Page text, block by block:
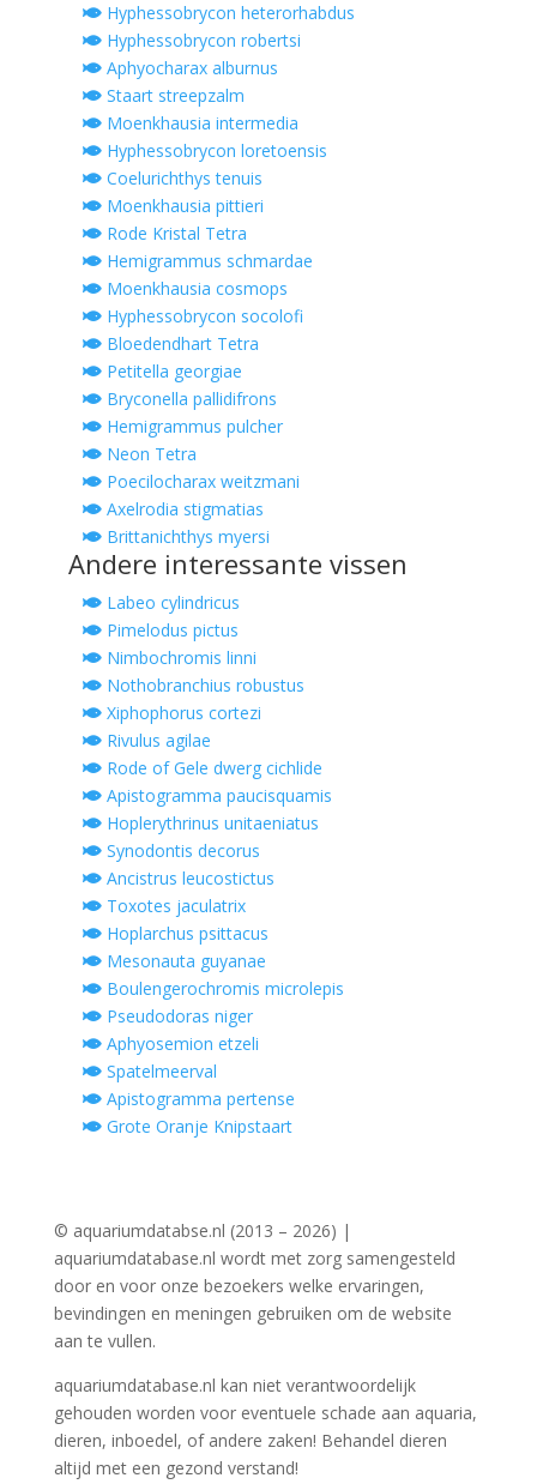
Hyphessobrycon heterorhabdus
Hyphessobrycon robertsi
Aphyocharax alburnus
Staart streepzalm
Moenkhausia intermedia
Hyphessobrycon loretoensis
Coelurichthys tenuis
Moenkhausia pittieri
Rode Kristal Tetra
Hemigrammus schmardae
Moenkhausia cosmops
Hyphessobrycon socolofi
Bloedendhart Tetra
Petitella georgiae
Bryconella pallidifrons
Hemigrammus pulcher
Neon Tetra
Poecilocharax weitzmani
Axelrodia stigmatias
Brittanichthys myersi
Andere interessante vissen
Labeo cylindricus
Pimelodus pictus
Nimbochromis linni
Nothobranchius robustus
Xiphophorus cortezi
Rivulus agilae
Rode of Gele dwerg cichlide
Apistogramma paucisquamis
Hoplerythrinus unitaeniatus
Synodontis decorus
Ancistrus leucostictus
Toxotes jaculatrix
Hoplarchus psittacus
Mesonauta guyanae
Boulengerochromis microlepis
Pseudodoras niger
Aphyosemion etzeli
Spatelmeerval
Apistogramma pertense
Grote Oranje Knipstaart
© aquariumdatabse.nl (2013 – 2026) |
aquariumdatabase.nl wordt met zorg samengesteld
door en voor onze bezoekers welke ervaringen,
bevindingen en meningen gebruiken om de website
aan te vullen.
aquariumdatabase.nl kan niet verantwoordelijk
gehouden worden voor eventuele schade aan aquaria,
dieren, inboedel, of andere zaken! Behandel dieren
altijd met een gezond verstand!